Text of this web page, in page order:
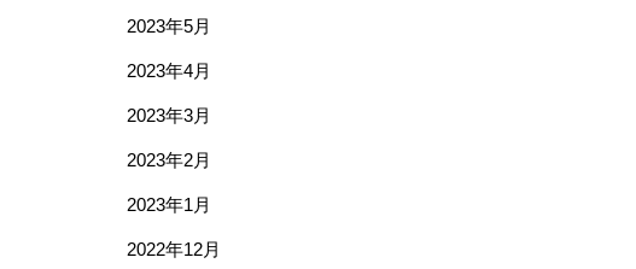
2023年5月
2023年4月
2023年3月
2023年2月
2023年1月
2022年12月